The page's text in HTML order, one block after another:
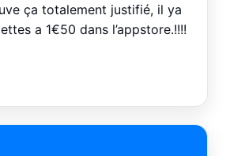
ça totalement justifié, il ya
a 1€50 dans l’appstore.!!!!